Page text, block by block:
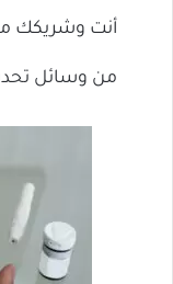
أنت وشريكك
من وسائل